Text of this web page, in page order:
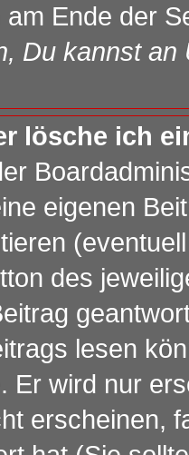
am Ende der
Du kannst
lösche ich
eigenen
des
lesen
Er wird nur
erscheinen,